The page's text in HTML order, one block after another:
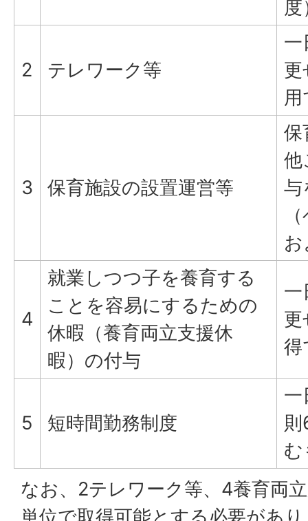
度
2 テレワーク等
一
更
3 保育施設の設置運営等
保
他
与
4
就業しつつ子を養育する
ことを容易にするための
休暇（養育両立支援休
暇）の付与
一
更
得
5 短時間勤務制度
一
む
なお、2テレワーク等、4養育両